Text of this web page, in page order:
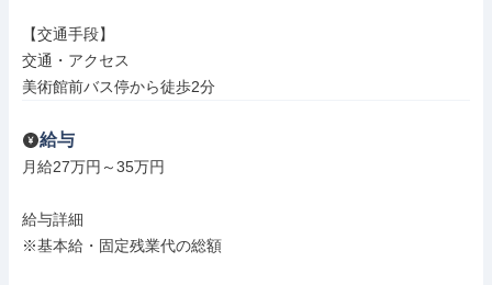
【交通手段】
交通・アクセス
美術館前バス停から徒歩2分
給与
月給27万円～35万円
給与詳細
※基本給・固定残業代の総額